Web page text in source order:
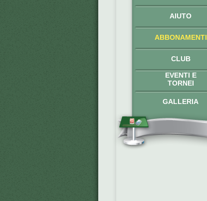
AIUTO
ABBONAMENTI
CLUB
EVENTI E
TORNEI
GALLERIA